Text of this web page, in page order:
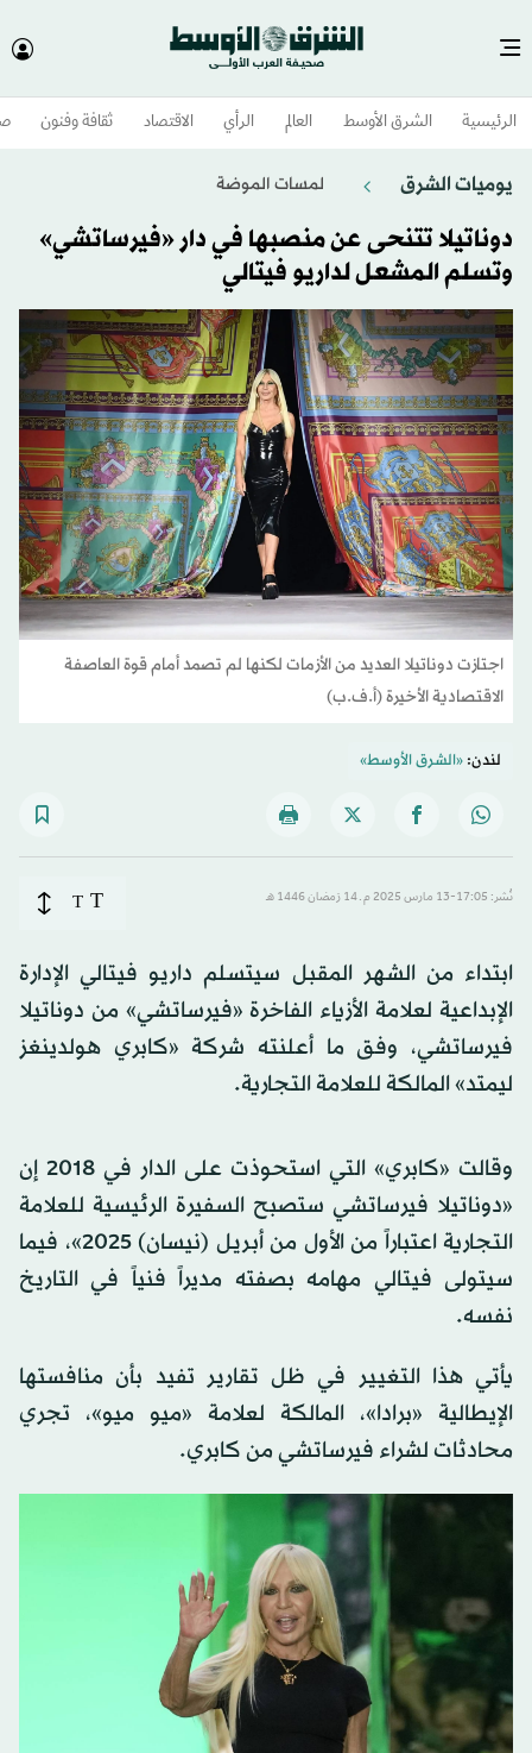
الرئيسية الشرق الأوسط​ العالم الرأي الاقتصاد ثقافة وفنون
يوميات الشرق لمسات الموضة
دوناتيلا تتنحى عن منصبها في دار «فيرساتشي»
وتسلم المشعل لداريو فيتالي
اجتازت دوناتيلا العديد من الأزمات لكنها لم تصمد أمام قوة العاصفة
الاقتصادية الأخيرة (أ.ف.ب)
لندن:«الشرق الأوسط»
نُشر: 17:05-13 مارس 2025 م ـ 14 رَمضان 1446 هـ T
T
ابتداء من الشهر المقبل سيتسلم داريو فيتالي الإدارة
الإبداعية لعلامة الأزياء الفاخرة «فيرساتشي» من دوناتيلا
فيرساتشي، وفق ما أعلنته شركة «كابري هولدينغز
ليمتد» المالكة للعلامة التجارية.
وقالت «كابري» التي استحوذت على الدار في 2018 إن
«دوناتيلا فيرساتشي ستصبح السفيرة الرئيسية للعلامة
التجارية اعتباراً من الأول من أبريل (نيسان) 2025»، فيما
سيتولى فيتالي مهامه بصفته مديراً فنياً في التاريخ
نفسه.
يأتي هذا التغيير في ظل تقارير تفيد بأن منافستها
الإيطالية «برادا»، المالكة لعلامة «ميو ميو»، تجري
محادثات لشراء فيرساتشي من كابري.